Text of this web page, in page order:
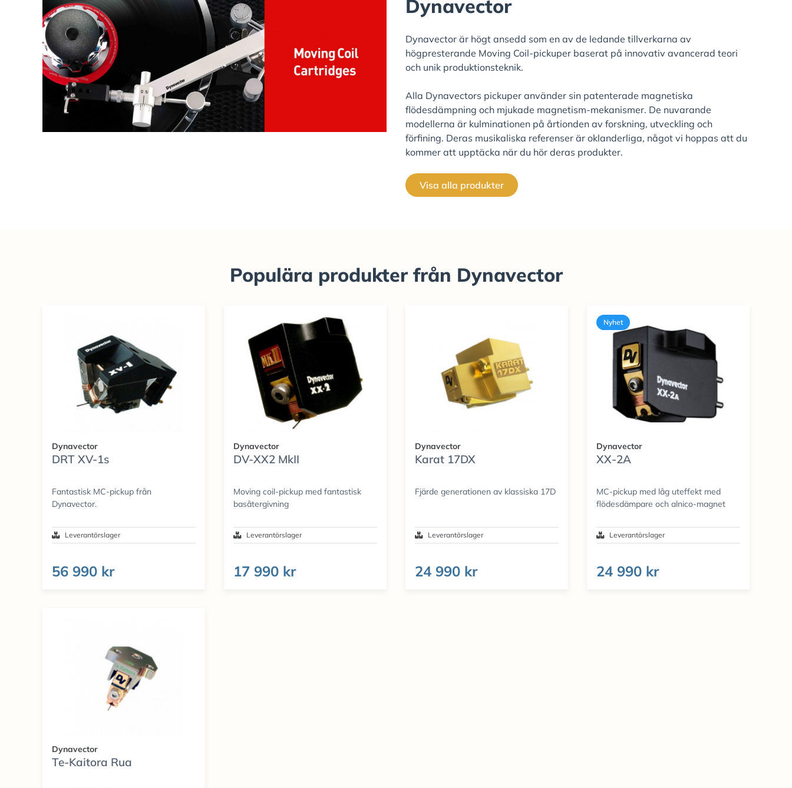
Dynavector
Dynavector är högt ansedd som en av de ledande tillverkarna av
högpresterande Moving Coil-pickuper baserat på innovativ avancerad teori
och unik produktionsteknik.
Alla Dynavectors pickuper använder sin patenterade magnetiska
flödesdämpning och mjukade magnetism-mekanismer. De nuvarande
modellerna är kulminationen på årtionden av forskning, utveckling och
förfining. Deras musikaliska referenser är oklanderliga, något vi hoppas att du
kommer att upptäcka när du hör deras produkter.
Visa alla produkter
Populära produkter från Dynavector
Dynavector
DRT XV-1s
Fantastisk MC-pickup från
Dynavector.
Leverantörslager
56 990 kr
Dynavector
DV-XX2 MkII
Moving coil-pickup med fantastisk
basåtergivning
Leverantörslager
17 990 kr
Dynavector
Karat 17DX
Fjärde generationen av klassiska 17D
Leverantörslager
24 990 kr
Nyhet
Dynavector
XX-2A
MC-pickup med låg uteffekt med
flödesdämpare och alnico-magnet
Leverantörslager
24 990 kr
Dynavector
Te-Kaitora Rua